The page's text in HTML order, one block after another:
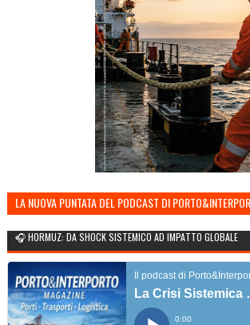
LA NUOVA PUNTATA DEL PODCAST DI
🎧 HORMUZ: DA SHOCK SISTEMICO AD IMPATTO GLOBALE